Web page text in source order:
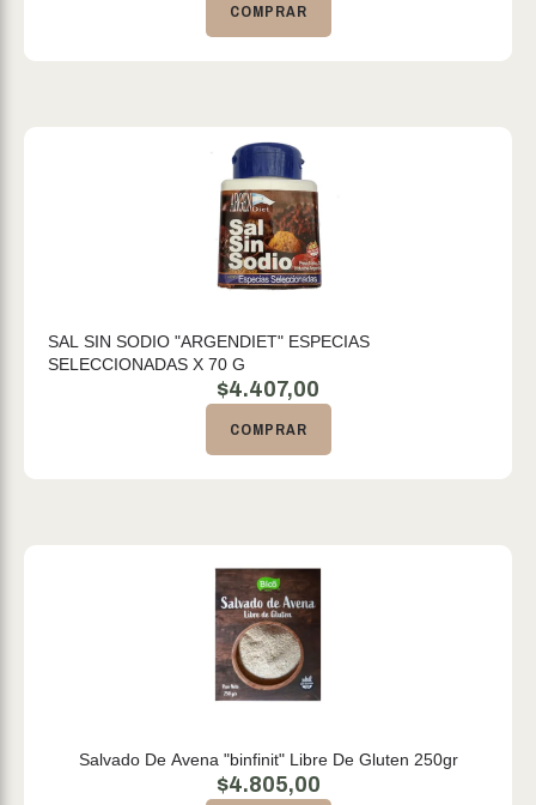
COMPRAR
SAL SIN SODIO "ARGENDIET" ESPECIAS
SELECCIONADAS X 70 G
$4.407,00
COMPRAR
Salvado De Avena "binfinit" Libre De Gluten 250gr
$4.805,00